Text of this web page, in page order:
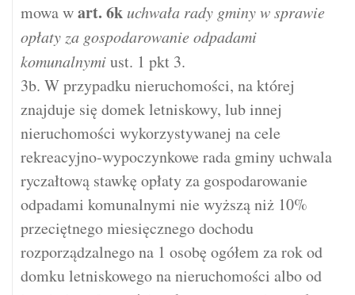
mowa wart. 6k uchwała rady gminy w sprawie
opłaty za gospodarowanie odpadami
komunalnymiust. 1 pkt 3.
3b. W przypadku nieruchomości, na której
znajduje się domek letniskowy, lub innej
nieruchomości wykorzystywanej na cele
rekreacyjno-wypoczynkowe rada gminy uchwala
ryczałtową stawkę opłaty za gospodarowanie
odpadami komunalnymi nie wyższą niż 10%
przeciętnego miesięcznego dochodu
rozporządzalnego na 1 osobę ogółem za rok od
domku letniskowego na nieruchomości albo od